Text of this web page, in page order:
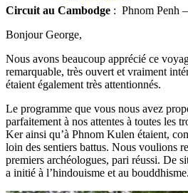
Circuit au Cambodge : Phnom Penh
Bonjour George,
Nous avons beaucoup apprécié ce
remarquable, très ouvert et vraiment
étaient également très attentionnés.
Le programme que vous nous avez
parfaitement à nos attentes à toutes les
Ker ainsi qu’à Phnom Kulen étaient,
loin des sentiers battus. Nous voulions
premiers archéologues, pari réussi. De
a initié à l’hindouisme et au bouddhisme.